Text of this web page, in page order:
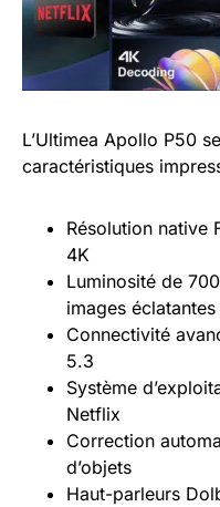
L’Ultimea Apollo P50
caractéristiques
Résolution native
4K
Luminosité de
images éclatantes
Connectivité
5.3
Système
Netflix
Correction
d’objets
Haut-parleurs